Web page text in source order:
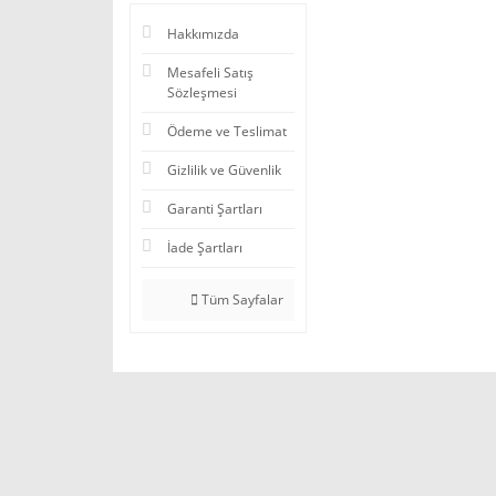
Hakkımızda
Mesafeli Satış
Sözleşmesi
Ödeme ve Teslimat
Gizlilik ve Güvenlik
Garanti Şartları
İade Şartları
Tüm Sayfalar